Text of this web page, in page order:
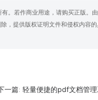
。若作商业用途，请购买正版。
提供版权证明文件和侵权内容的
一篇: 轻量便捷的pdf文档管